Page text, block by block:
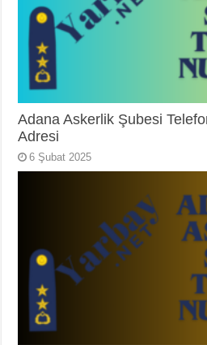
Adana Askerlik Şubesi
Adresi
6 Şubat 2025